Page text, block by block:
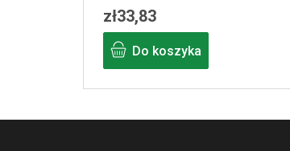
zł33,83
Do koszyka